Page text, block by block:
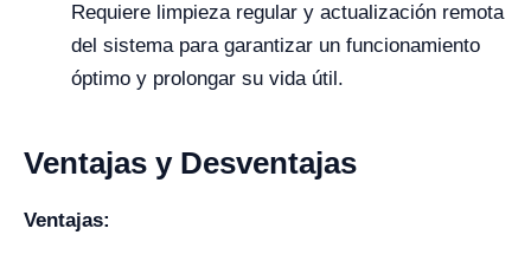
Requiere limpieza regular y actualización remota
del sistema para garantizar un funcionamiento
óptimo y prolongar su vida útil.
Ventajas y Desventajas
Ventajas: